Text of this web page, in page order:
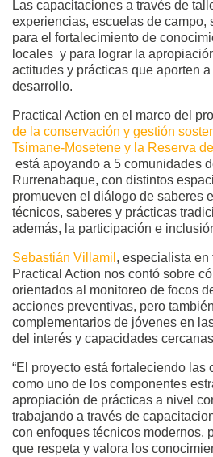
Las capacitaciones a través de
experiencias, escuelas de campo,
para el fortalecimiento de
locales y para lograr la
actitudes y prácticas que aporten
desarrollo.
Practical Action en el marco del
de la conservación y gestión
Tsimane-Mosetene y la Reserva
está apoyando a 5 comunidades
Rurrenabaque, con distintos
promueven el diálogo de saberes
técnicos, saberes y prácticas
además, la participación e
Sebastián Villamil , especialista
Practical Action nos contó sobre
orientados al monitoreo de focos
acciones preventivas, pero
complementarios de jóvenes en
del interés y capacidades
“El proyecto está fortaleciendo las
como uno de los componentes
apropiación de prácticas a nivel
trabajando a través de
con enfoques técnicos modernos,
que respeta y valora los